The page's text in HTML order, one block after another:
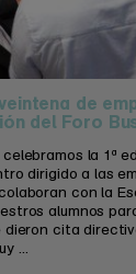
de
del Foro
la 1ª
dirigido a las
con la
alumnos
dieron cita
...